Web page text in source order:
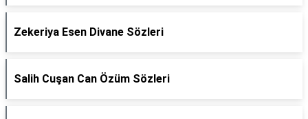
Zekeriya Esen Divane Sözleri
Salih Cuşan Can Özüm Sözleri